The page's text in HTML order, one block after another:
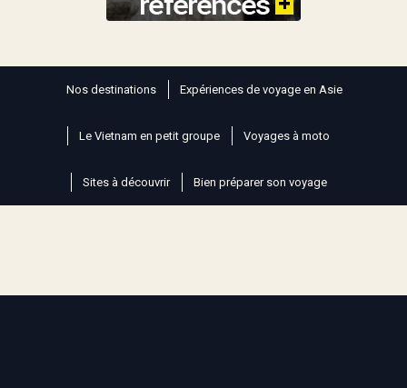
Nos destinations Expériences de voyage en Asie
Le Vietnam en petit groupe Voyages à moto
Sites à découvrir Bien préparer son voyage